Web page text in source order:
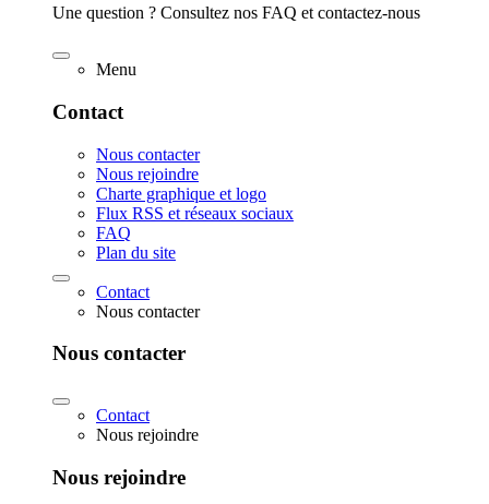
Une question ? Consultez nos FAQ et contactez-nous
Menu
Contact
Nous contacter
Nous rejoindre
Charte graphique et logo
Flux RSS et réseaux sociaux
FAQ
Plan du site
Contact
Nous contacter
Nous contacter
Contact
Nous rejoindre
Nous rejoindre